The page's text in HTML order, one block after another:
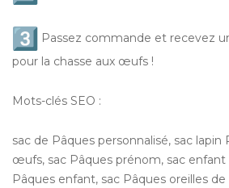
Passez commande et recevez
pour la chasse aux œufs !
Mots-clés SEO :
sac de Pâques personnalisé, sac lapin
œufs, sac Pâques prénom, sac enfant
Pâques enfant, sac Pâques oreilles